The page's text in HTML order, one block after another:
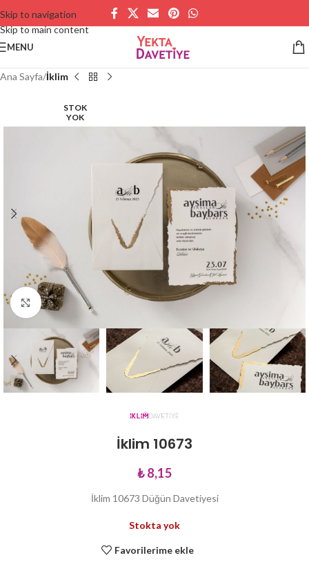
Skip to navigation
Skip to main content
MENU
Ana Sayfa İklim
STOK
YOK
Büyütmek için tıklayın
İklim 10673
₺8,15
İklim 10673 Düğün Davetiyesi
Stokta yok
Favorilerime ekle